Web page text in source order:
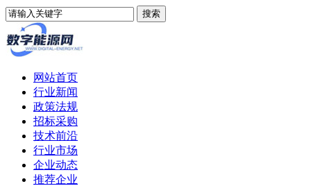
网站首页
行业新闻
政策法规
招标采购
技术前沿
行业市场
企业动态
推荐企业